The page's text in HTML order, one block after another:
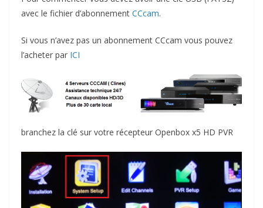
avec le fichier d’abonnement CCcam.
Si vous n’avez pas un abonnement CCcam vous pouvez
l’acheter par ICI
branchez la clé sur votre récepteur Openbox x5 HD PVR